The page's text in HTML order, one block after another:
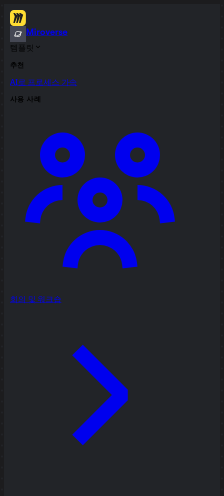
Miroverse
템플릿
추천
AI로 프로세스 가속
사용 사례
회의 및 워크숍